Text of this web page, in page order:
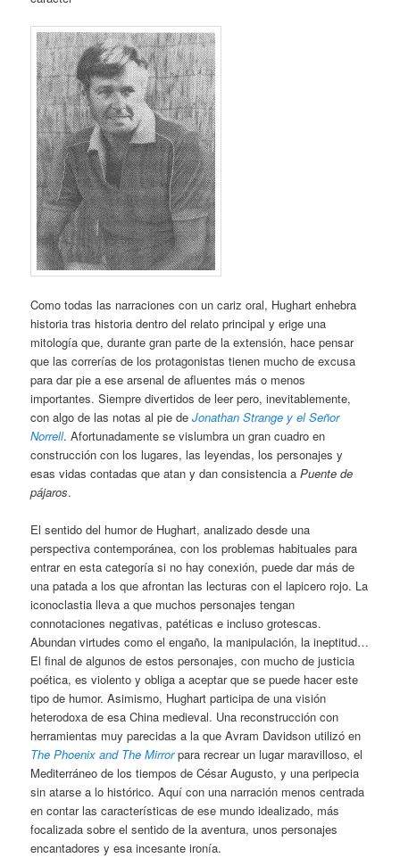
Como todas las narraciones con un cariz oral, Hughart enhebra
historia tras historia dentro del relato principal y erige una
mitología que, durante gran parte de la extensión, hace pensar
que las correrías de los protagonistas tienen mucho de excusa
para dar pie a ese arsenal de afluentes más o menos
importantes. Siempre divertidos de leer pero, inevitablemente,
con algo de las notas al pie deJonathan Strange y el Señor
Norrell. Afortunadamente se vislumbra un gran cuadro en
construcción con los lugares, las leyendas, los personajes y
esas vidas contadas que atan y dan consistencia aPuente de
pájaros.
El sentido del humor de Hughart, analizado desde una
perspectiva contemporánea, con los problemas habituales para
entrar en esta categoría si no hay conexión, puede dar más de
una patada a los que afrontan las lecturas con el lapicero rojo. La
iconoclastia lleva a que muchos personajes tengan
connotaciones negativas, patéticas e incluso grotescas.
Abundan virtudes como el engaño, la manipulación, la ineptitud…
El final de algunos de estos personajes, con mucho de justicia
poética, es violento y obliga a aceptar que se puede hacer este
tipo de humor. Asimismo, Hughart participa de una visión
heterodoxa de esa China medieval. Una reconstrucción con
herramientas muy parecidas a la que Avram Davidson utilizó en
The Phoenix and The Mirrorpara recrear un lugar maravilloso, el
Mediterráneo de los tiempos de César Augusto, y una peripecia
sin atarse a lo histórico. Aquí con una narración menos centrada
en contar las características de ese mundo idealizado, más
focalizada sobre el sentido de la aventura, unos personajes
encantadores y esa incesante ironía.